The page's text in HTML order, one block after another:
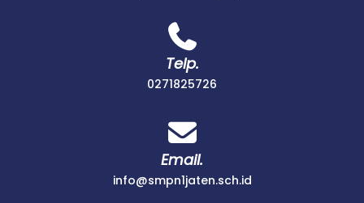
Telp.
0271825726
Email.
info@smpn1jaten.sch.id